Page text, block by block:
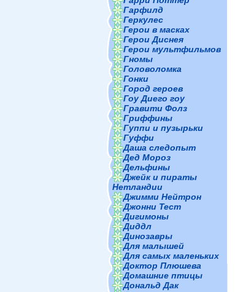
Гарфилд
Геркулес
Герои в масках
Герои Диснея
Герои мультфильмов
Гномы
Головоломка
Гонки
Город героев
Гоу Диего гоу
Гравити Фолз
Гриффины
Гуппи и пузырьки
Гуффи
Даша следопыт
Дед Мороз
Дельфины
Джейк и пираты
Нетландии
Джимми Нейтрон
Джонни Тест
Дигимоны
Диддл
Динозавры
Для малышей
Для самых маленьких
Доктор Плюшева
Домашние птицы
Дональд Дак